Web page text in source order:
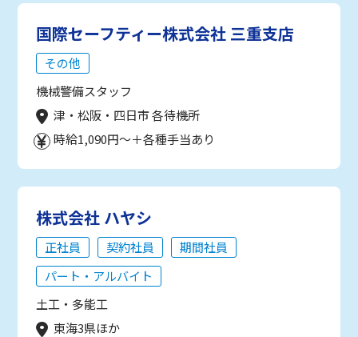
国際セーフティー株式会社 三重支店
その他
機械警備スタッフ
津・松阪・四日市 各待機所
時給1,090円～＋各種手当あり
株式会社 ハヤシ
正社員 契約社員
期間社員
パート・アルバイト
土工・多能工
東海3県ほか